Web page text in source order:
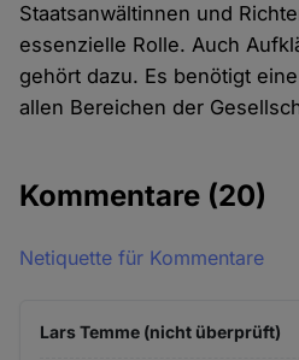
Staatsanwältinnen und
essenzielle Rolle. Auch
gehört dazu. Es benötigt
allen Bereichen der
Kommentare (20)
Netiquette für Kommentare
Lars Temme (nicht überprüft)